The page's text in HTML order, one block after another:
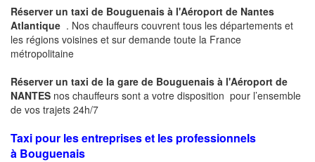
Réserver un taxi de Bouguenais à l'Aéroport de Nantes
Atlantique . Nos chauffeurs couvrent tous les départements et
les régions voisines et sur demande toute la France
métropolitaine
Réserver un taxi de la gare de Bouguenais à l'Aéroport de
NANTES nos chauffeurs sont a votre disposition pour l’ensemble
de vos trajets 24h/7
Taxi pour les entreprises et les professionnels
à Bouguenais